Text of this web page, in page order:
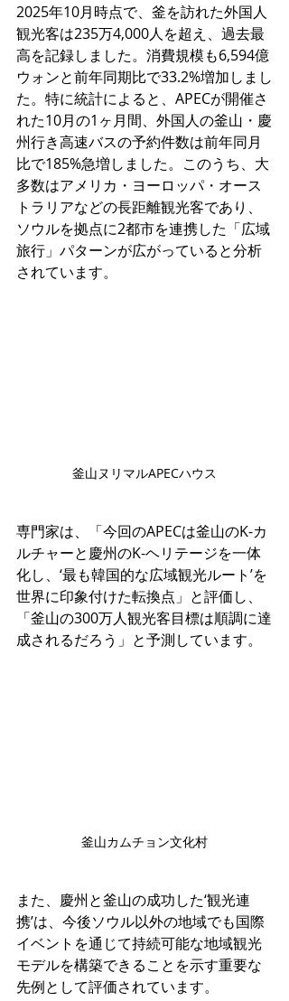
2025年10月時点で、釜を訪れた外国人
観光客は235万4,000人を超え、過去最
高を記録しました。消費規模も6,594億
ウォンと前年同期比で33.2%増加しまし
た。特に統計によると、APECが開催さ
れた10月の1ヶ月間、外国人の釜山・慶
州行き高速バスの予約件数は前年同月
比で185%急増しました。このうち、大
多数はアメリカ・ヨーロッパ・オース
トラリアなどの長距離観光客であり、
ソウルを拠点に2都市を連携した「広域
旅行」パターンが広がっていると分析
されています。
釜山ヌリマルAPECハウス
専門家は、「今回のAPECは釜山のK-カ
ルチャーと慶州のK-ヘリテージを一体
化し、‘最も韓国的な広域観光ルート’を
世界に印象付けた転換点」と評価し、
「釜山の300万人観光客目標は順調に達
成されるだろう」と予測しています。
釜山カムチョン文化村
また、慶州と釜山の成功した‘観光連
携’は、今後ソウル以外の地域でも国際
イベントを通じて持続可能な地域観光
モデルを構築できることを示す重要な
先例として評価されています。